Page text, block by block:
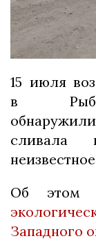
15 июля
в
сливала
Об этом
Западного